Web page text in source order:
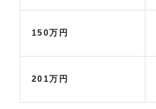
150万円
201万円